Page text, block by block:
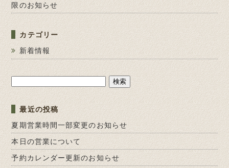
限のお知らせ
カテゴリー
新着情報
索:
最近の投稿
夏期営業時間一部変更のお知らせ
本日の営業について
予約カレンダー更新のお知らせ